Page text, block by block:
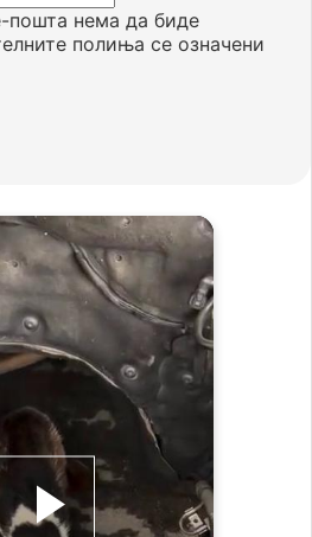
пошта нема да биде
полиња се означени